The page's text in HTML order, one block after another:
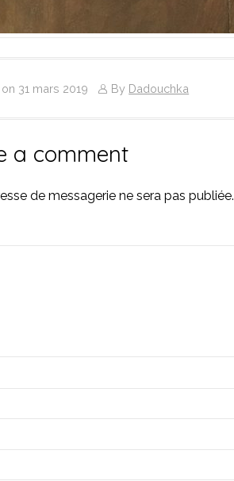
31 mars 2019 By Dadouchka
a comment
de messagerie ne sera pas publiée.